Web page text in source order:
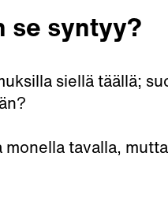
se syntyy?
siellä täällä;
tavalla,